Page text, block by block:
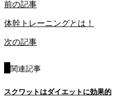
前の記事
体幹トレーニングとは！
次の記事
関連記事
スクワットはダイエットに効果的